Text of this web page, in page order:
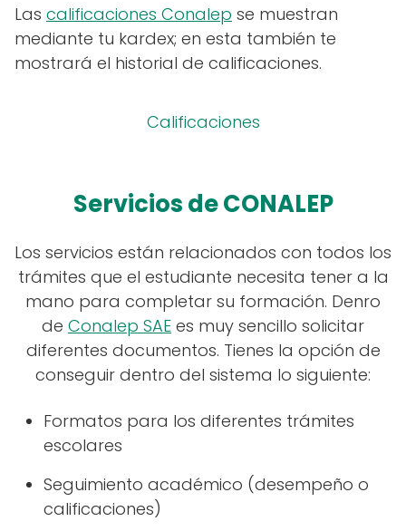
Las calificaciones Conalep se muestran
mediante tu kardex; en esta también te
mostrará el historial de calificaciones.
Calificaciones
Servicios de CONALEP
Los servicios están relacionados con todos los
trámites que el estudiante necesita tener a la
mano para completar su formación. Denro
de Conalep SAE es muy sencillo solicitar
diferentes documentos. Tienes la opción de
conseguir dentro del sistema lo siguiente:
Formatos para los diferentes trámites
escolares
Seguimiento académico (desempeño o
calificaciones)